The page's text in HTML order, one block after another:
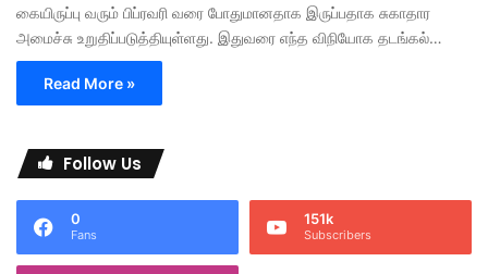
கையிருப்பு வரும் பிப்ரவரி வரை போதுமானதாக இருப்பதாக சுகாதார
அமைச்சு உறுதிப்படுத்தியுள்ளது. இதுவரை எந்த விநியோக தடங்கல்…
Read More »
Follow Us
0
Fans
151k
Subscribers